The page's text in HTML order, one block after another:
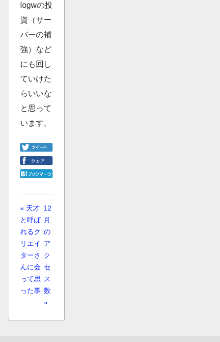
logwの投
資（サー
バーの補
強）など
にも回し
ていけた
らいいな
と思って
います。
« 天才
と呼ば
れるク
リエイ
ターさ
んに会
って思
った事
12
月
の
ア
ク
セ
ス
数
»